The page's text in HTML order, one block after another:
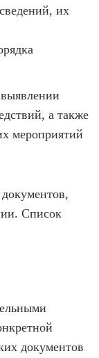
их
а также
мероприятий
Список
документов